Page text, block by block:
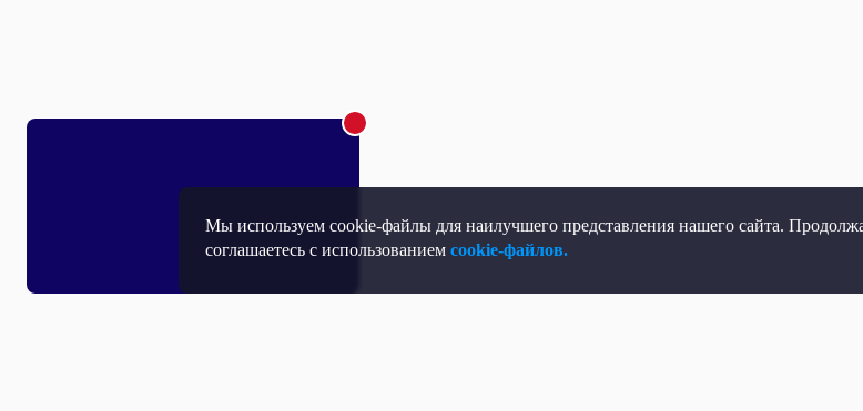
Мы используем cookie-файлы для наилучшего представления нашего сайта.
соглашаетесь с использованиемcookie-файлов.